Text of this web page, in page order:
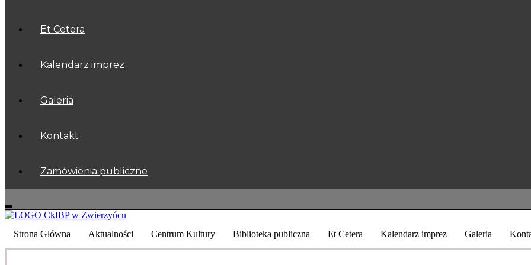
Et Cetera
Kalendarz imprez
Galeria
Kontakt
Zamówienia publiczne
Strona Główna Aktualności Centrum Kultury Biblioteka publiczna Et Cetera Kalendarz imprez Galeria